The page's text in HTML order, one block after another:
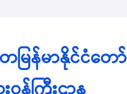
မြန်မာနိုင်ငံတော်